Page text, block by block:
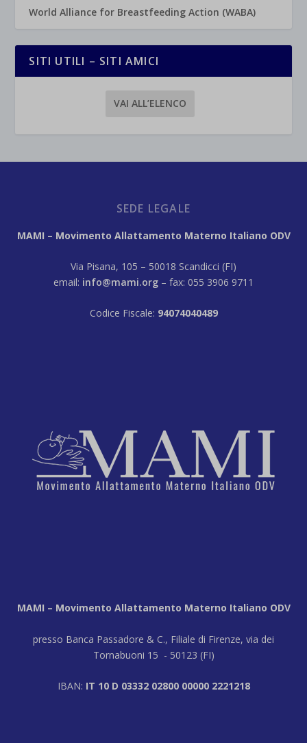
World Alliance for Breastfeeding Action (WABA)
SITI UTILI – SITI AMICI
VAI ALL’ELENCO
SEDE LEGALE
MAMI – Movimento Allattamento Materno Italiano ODV
Via Pisana, 105 – 50018 Scandicci (FI)
email: info@mami.org – fax: 055 3906 9711
Codice Fiscale: 94074040489
MAMI – Movimento Allattamento Materno Italiano ODV
presso Banca Passadore & C., Filiale di Firenze, via dei
Tornabuoni 15 - 50123 (FI)
IBAN: IT 10 D 03332 02800 00000 2221218